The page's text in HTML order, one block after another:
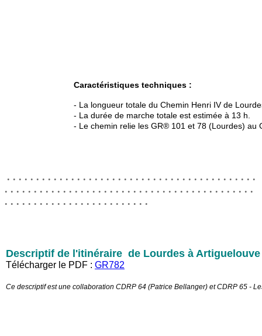
Caractéristiques techniques :
- La longueur totale du Chemin Henri IV de
- La durée de marche totale est estimée à 13 h.
- Le chemin relie les GR® 101 et 78 (Lourdes) au
. . . . . . . . . . . . . . . . . . . . . . . . . . . . . . . . . . . . . . . . . . .
. . . . . . . . . . . . . . . . . . . . . . . . . . . . . . . . . . . . . . . . . . .
. . . . . . . . . . . . . . . . . . . . . . . . .
Descriptif de l'itinéraire de Lourdes à
Télécharger le PDF : GR782
Ce descriptif est une collaboration CDRP 64 (Patrice Bellanger) et CDRP 65 -